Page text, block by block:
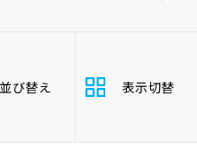
ミツビシ
並び替え 表示切替